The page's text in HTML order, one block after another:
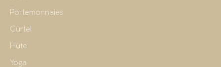
Portemonnaies
Gürtel
Hüte
Yoga